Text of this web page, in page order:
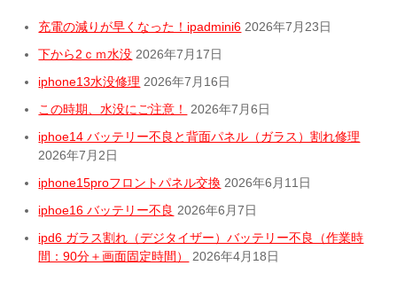
充電の減りが早くなった！ipadmini6 2026年7月23日
下から2ｃｍ水没 2026年7月17日
iphone13水没修理 2026年7月16日
この時期、水没にご注意！
2026年7月6日
iphoe14 バッテリー不良と背面パネル（ガラス）割れ修理
2026年7月2日
iphone15proフロントパネル交換 2026年6月11日
iphoe16 バッテリー不良 2026年6月7日
ipd6 ガラス割れ（デジタイザー）バッテリー不良（作業時
間：90分＋画面固定時間）
2026年4月18日